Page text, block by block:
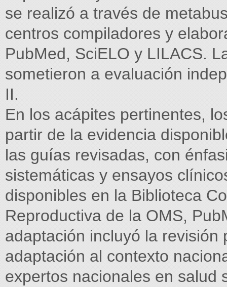
se realizó a través de
centros compiladores y
PubMed, SciELO y LILACS.
sometieron a evaluación
II.
En los acápites pertinentes,
partir de la evidencia
las guías revisadas, con
sistemáticas y ensayos
disponibles en la Biblioteca
Reproductiva de la OMS,
adaptación incluyó la
adaptación al contexto
expertos nacionales en salud